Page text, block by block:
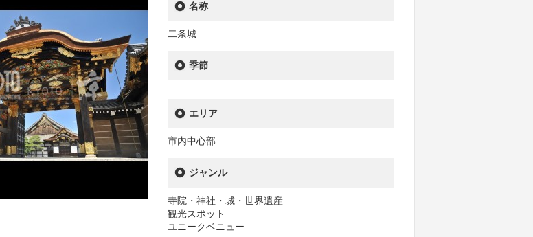
名称
二条城
季節
エリア
市内中心部
ジャンル
寺院・神社・城・世界遺産
観光スポット
ユニークベニュー